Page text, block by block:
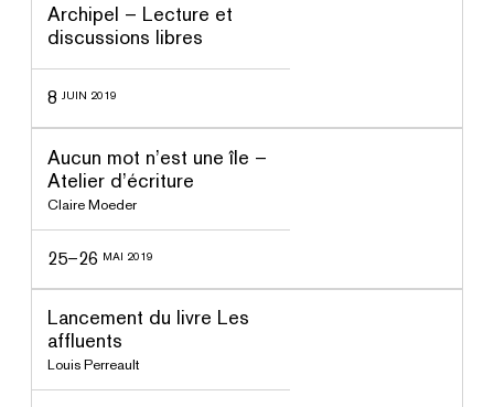
Archipel – Lecture et
discussions libres
8 JUIN 2019
Aucun mot n’est une île –
Atelier d’écriture
Claire Moeder
25–26 MAI 2019
Lancement du livre Les
affluents
Louis Perreault